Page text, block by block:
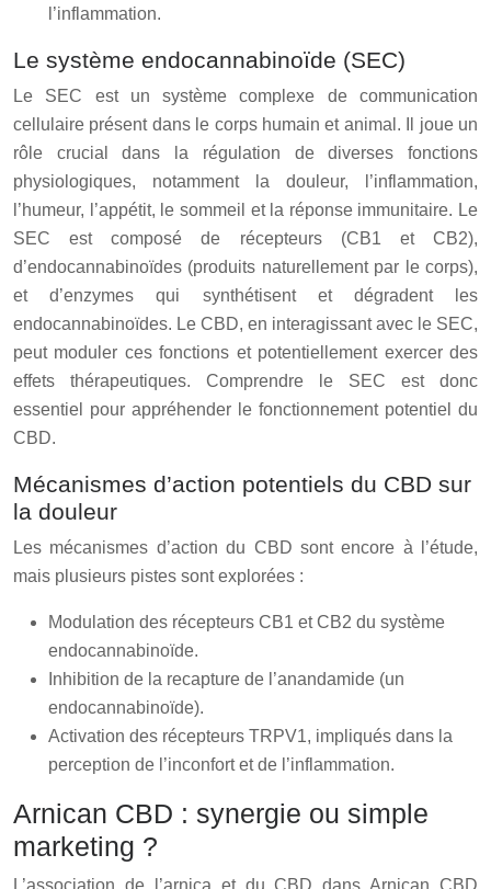
l’inflammation.
Le système endocannabinoïde (SEC)
Le SEC est un système complexe de communication
cellulaire présent dans le corps humain et animal. Il joue un
rôle crucial dans la régulation de diverses fonctions
physiologiques, notamment la douleur, l’inflammation,
l’humeur, l’appétit, le sommeil et la réponse immunitaire. Le
SEC est composé de récepteurs (CB1 et CB2),
d’endocannabinoïdes (produits naturellement par le corps),
et d’enzymes qui synthétisent et dégradent les
endocannabinoïdes. Le CBD, en interagissant avec le SEC,
peut moduler ces fonctions et potentiellement exercer des
effets thérapeutiques. Comprendre le SEC est donc
essentiel pour appréhender le fonctionnement potentiel du
CBD.
Mécanismes d’action potentiels du CBD sur
la douleur
Les mécanismes d’action du CBD sont encore à l’étude,
mais plusieurs pistes sont explorées :
Modulation des récepteurs CB1 et CB2 du système
endocannabinoïde.
Inhibition de la recapture de l’anandamide (un
endocannabinoïde).
Activation des récepteurs TRPV1, impliqués dans la
perception de l’inconfort et de l’inflammation.
Arnican CBD : synergie ou simple
marketing ?
L’association de l’arnica et du CBD dans Arnican CBD